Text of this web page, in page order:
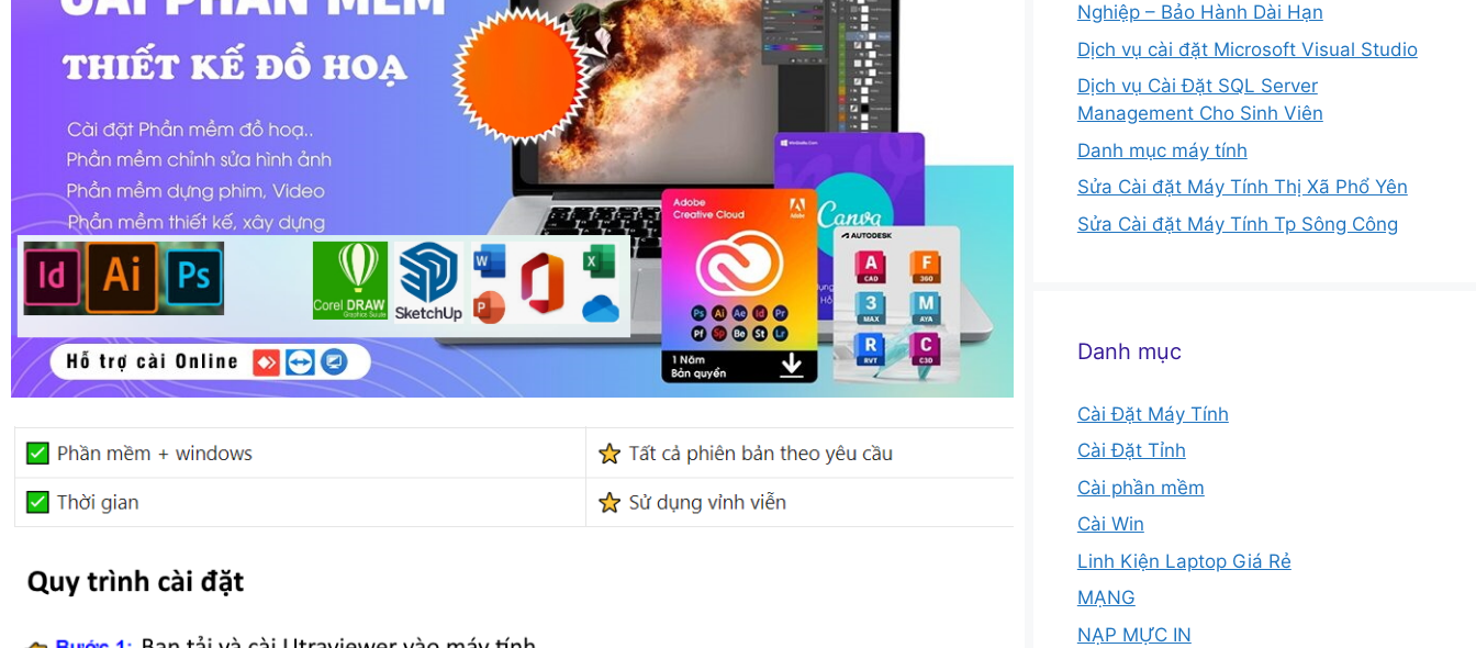
Nghiệp – Bảo Hành Dài Hạn
Dịch vụ cài đặt Microsoft Visual Studio
Dịch vụ Cài Đặt SQL Server
Management Cho Sinh Viên
Danh mục máy tính
Sửa Cài đặt Máy Tính Thị Xã Phổ Yên
Sửa Cài đặt Máy Tính Tp Sông Công
Danh mục
Cài Đặt Máy Tính
Cài Đặt Tỉnh
Cài phần mềm
Cài Win
Linh Kiện Laptop Giá Rẻ
MẠNG
NẠP MỰC IN